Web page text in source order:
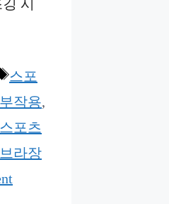
시
Tags
스포
작용,
스포츠
라장